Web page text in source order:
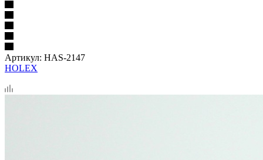
Артикул: HAS-2147
HOLEX